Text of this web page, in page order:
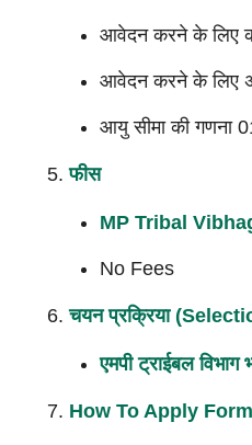
आवेदन करने के लिए
आवेदन करने के लिए
आयु सीमा की गणना
फीस
MP Tribal
No Fees
चयन प्रक्रिया
एमपी ट्राईबल विभाग
How To Apply Form